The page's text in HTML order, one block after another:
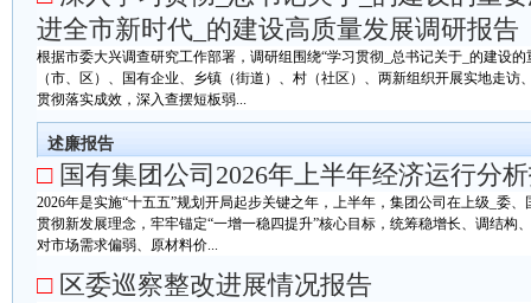
进全市新时代_的建设高质量发展调研报告
根据市委大兴调查研究工作部署，调研组围绕“学习贯彻_总书记关于_的建设
（市、区）、国有企业、乡镇（街道）、村（社区）、两新组织开展实地走
贯彻落实成效，深入查摆短板弱...
述廉报告
□ 国有集团公司2026年上半年经济运行分
2026年是实施“十五五”规划开局起步关键之年，上半年，集团公司在上级_委
贯彻新发展理念，牢牢锚定“一增一稳四提升”核心目标，统筹稳增长、调结构
对市场需求偏弱、原材料价...
□ 区委巡察整改进展情况报告